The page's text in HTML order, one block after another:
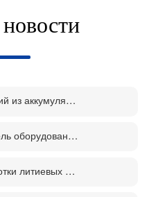
Можно ли переработать литий из аккумуляторов?
Лучший в Китае производитель оборудования для переработки литий-ионных аккумуляторов
Оборудование для переработки литиевых батарей демонтаж отслуживших свой срок батарей процесс переработки м